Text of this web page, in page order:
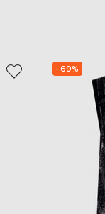
- 69%